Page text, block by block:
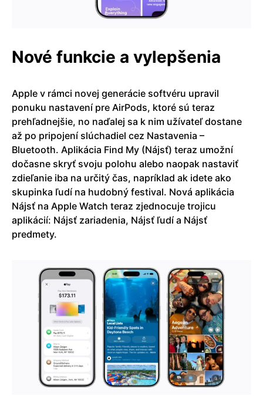
Nové funkcie a vylepšenia
Apple v rámci novej generácie softvéru upravil
ponuku nastavení pre AirPods, ktoré sú teraz
prehľadnejšie, no naďalej sa k nim užívateľ dostane
až po pripojení slúchadiel cez Nastavenia –
Bluetooth. Aplikácia Find My (Nájsť) teraz umožní
dočasne skryť svoju polohu alebo naopak nastaviť
zdieľanie iba na určitý čas, napríklad ak idete ako
skupinka ľudí na hudobný festival. Nová aplikácia
Nájsť na Apple Watch teraz zjednocuje trojicu
aplikácií: Nájsť zariadenia, Nájsť ľudí a Nájsť
predmety.